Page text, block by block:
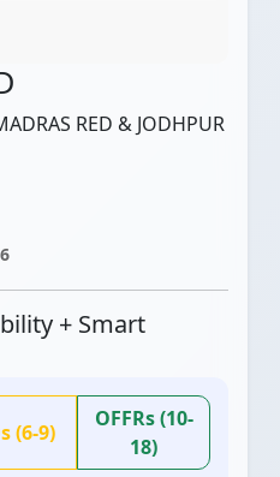
RED & JODHPUR
+ Smart
(6-9)
OFFRs (10-
18)